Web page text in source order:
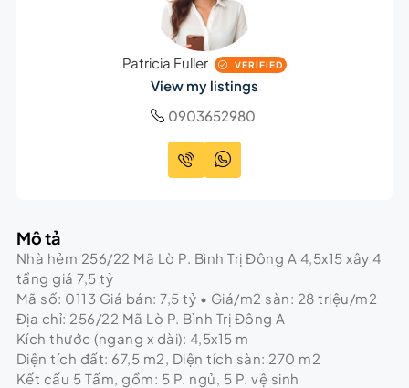
Patricia Fuller VERIFIED
View my listings
0903652980
Mô tả
Nhà hẻm 256/22 Mã Lò P. Bình Trị Đông A 4,5x15 xây 4
tầng giá 7,5 tỷ
Mã số: 0113 Giá bán: 7,5 tỷ • Giá/m2 sàn: 28 triệu/m2
Địa chỉ: 256/22 Mã Lò P. Bình Trị Đông A
Kích thước (ngang x dài): 4,5x15 m
Diện tích đất: 67,5 m2, Diện tích sàn: 270 m2
Kết cấu 5 Tấm, gồm: 5 P. ngủ, 5 P. vệ sinh